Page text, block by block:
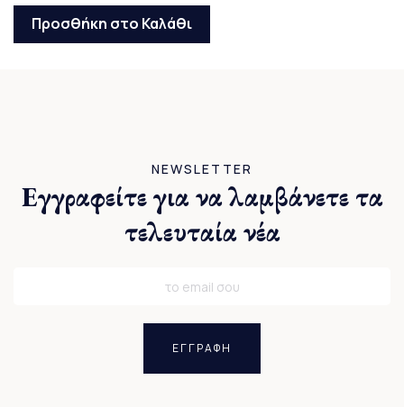
Προσθήκη στο Καλάθι
NEWSLETTER
Εγγραφείτε για να λαμβάνετε τα
τελευταία νέα
ΕΓΓΡΑΦΗ